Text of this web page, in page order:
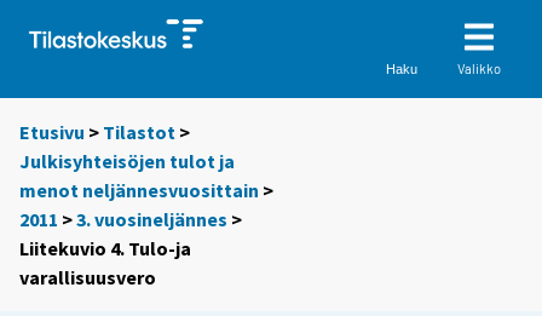
Haku Valikko
Etusivu > Tilastot >
Julkisyhteisöjen tulot ja
menot neljännesvuosittain >
2011 >3. vuosineljännes >
Liitekuvio 4. Tulo-ja
varallisuusvero